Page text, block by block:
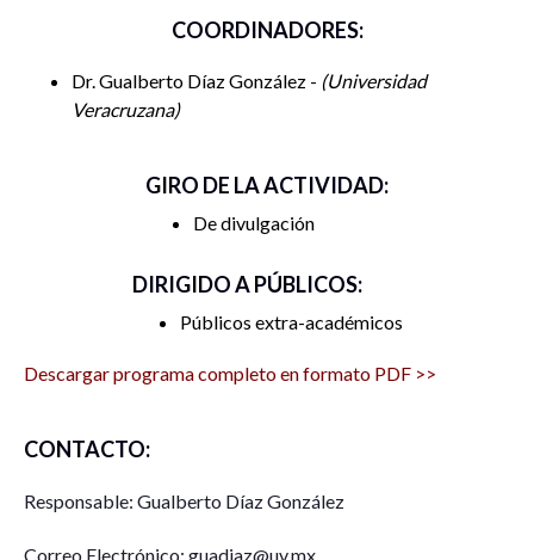
COORDINADORES:
Dr. Gualberto Díaz González - Universidad
Veracruzana
GIRO DE LA ACTIVIDAD:
De divulgación
DIRIGIDO A PÚBLICOS:
Públicos extra-académicos
Descargar programa completo en formato PDF >>
CONTACTO:
Responsable: Gualberto Díaz González
Correo Electrónico: guadiaz@uv.mx